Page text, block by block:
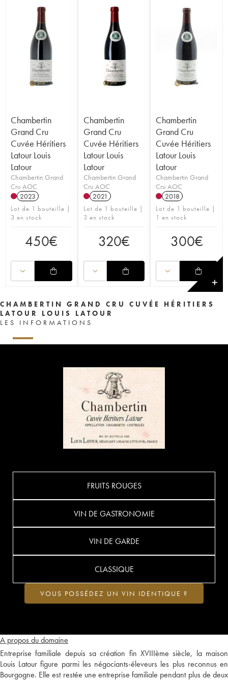
Chambertin
Grand Cru
Cuvée Héritiers
Latour Louis
Latour
Chambertin Grand
Cru AOC
2023
Lot de 1 bouteille |
3 en stock
450€
Chambertin
Grand Cru
Cuvée Héritiers
Latour Louis
Latour
Chambertin Grand
Cru AOC
2021
Lot de 1 bouteille |
3 en stock
320€
Chambertin
Grand Cru
Cuvée Héritiers
Latour Louis
Latour
Chambertin Grand
Cru AOC
2018
Lot de 1 bouteille |
1 en stock
300€
✕
CHAMBERTIN GRAND CRU CUVÉE HÉRITIERS
LATOUR LOUIS LATOUR
LES INFORMATIONS
A propos du domaine
Entreprise familiale depuis sa création fin XVIIIème siècle, la maison
Louis Latour figure parmi les négociants-éleveurs les plus reconnus en
Bourgogne. Elle est restée une entreprise familiale pendant plus de deux
FRUITS ROUGES
VIN DE GASTRONOMIE
VIN DE GARDE
CLASSIQUE
VOUS POSSÉDEZ UN VIN IDENTIQUE ?